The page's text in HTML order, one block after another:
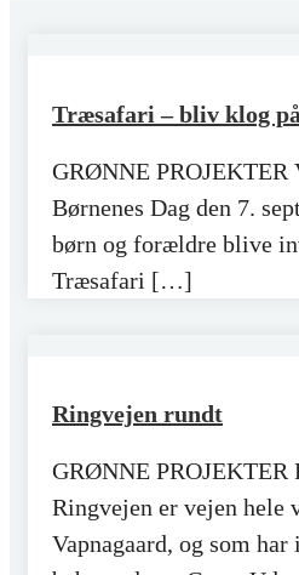
Træsafari – bliv klog
GRØNNE PROJEKTER
Børnenes Dag den 7.
børn og forældre blive
Træsafari […]
Ringvejen rundt
GRØNNE PROJEKTER
Ringvejen er vejen hele
Vapnagaard, og som